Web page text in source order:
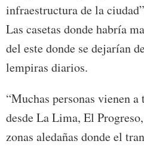
infraestructura de la
Las casetas donde habría
del este donde se dejarían
lempiras diarios.
“Muchas personas vienen
desde La Lima, El
zonas aledañas donde el